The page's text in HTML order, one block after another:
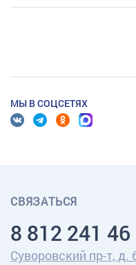
МЫ В СОЦСЕТЯХ
СВЯЗАТЬСЯ
8 812 241 46
Суворовский пр-т, д.